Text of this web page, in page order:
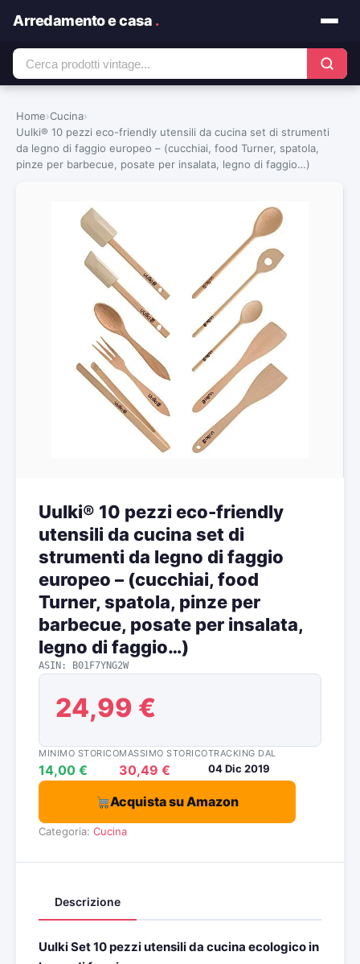
Arredamento e casa .
Home›Cucina›
Uulki® 10 pezzi eco-friendly utensili da cucina set di strumenti
da legno di faggio europeo – (cucchiai, food Turner, spatola,
pinze per barbecue, posate per insalata, legno di faggio…)
Uulki® 10 pezzi eco-friendly
utensili da cucina set di
strumenti da legno di faggio
europeo – (cucchiai, food
Turner, spatola, pinze per
barbecue, posate per insalata,
legno di faggio…)
ASIN: B01F7YNG2W
24,99 €
MINIMO STORICO
14,00 €
MASSIMO STORICO
30,49 €
TRACKING DAL
04 Dic 2019
Acquista su Amazon
Categoria: Cucina
Descrizione
Uulki Set 10 pezzi utensili da cucina ecologico in